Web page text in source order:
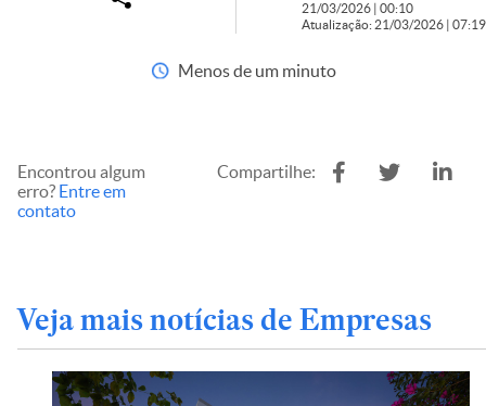
21/03/2026 | 00:10
Atualização: 21/03/2026 | 07:19
Menos de um minuto
Encontrou algum
erro? Entre em
contato
Compartilhe:
Veja mais notícias de Empresas